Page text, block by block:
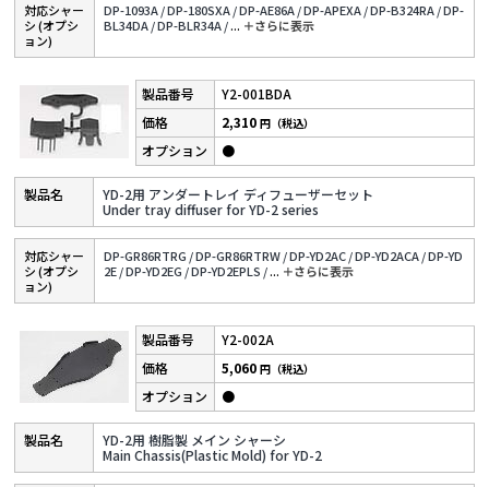
対応シャー
シ (オプシ
ョン)
DP-1093A /DP-180SXA /DP-AE86A /DP-APEXA /DP-B324RA /DP-
BL34DA /DP-BLR34A /... ＋さらに表⽰
Y2-001BDA
YD-2用 アンダートレイ ディフューザーセット
Under tray diffuser for YD-2 series
2,310円（税込）
●
対応シャー
シ (オプシ
ョン)
DP-GR86RTRG /DP-GR86RTRW /DP-YD2AC /DP-YD2ACA /DP-YD
2E /DP-YD2EG /DP-YD2EPLS /... ＋さらに表⽰
Y2-002A
YD-2用 樹脂製 メイン シャーシ
Main Chassis(Plastic Mold) for YD-2
5,060円（税込）
●